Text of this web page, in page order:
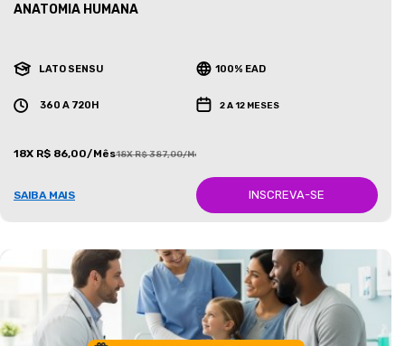
ANATOMIA HUMANA
LATO SENSU 100% EAD
360 A 720H 2 A 12 MESES
18X R$ 86,00/Mês18X R$ 387,00/Mês
SAIBA MAIS INSCREVA-SE